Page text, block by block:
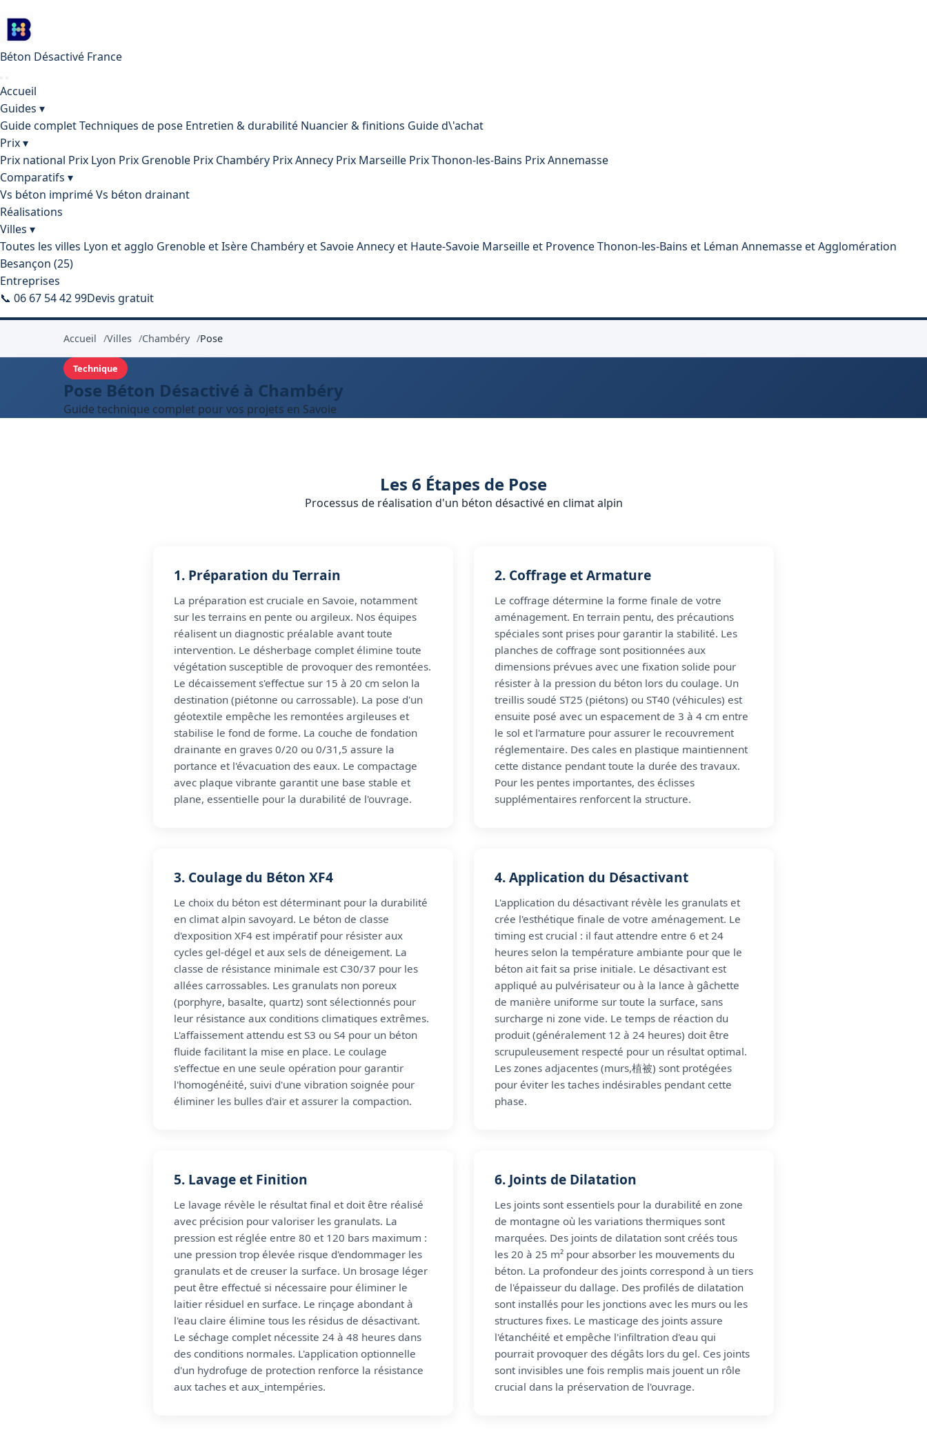
Béton Désactivé France
Accueil
Guides ▾
Guide completTechniques de pose Entretien & durabilité Nuancier & finitions Guide d\'achat
Prix ▾
Prix national Prix Lyon Prix Grenoble Prix Chambéry Prix Annecy Prix Marseille Prix Thonon-les-Bains Prix Annemasse
Comparatifs ▾
Vs béton impriméVs béton drainant
Réalisations
Villes ▾
Toutes les villes Lyon et agglo Grenoble et Isère Chambéry et SavoieAnnecy et Haute-Savoie Marseille et ProvenceThonon-les-Bains et Léman Annemasse et Agglomération
Besançon (25)
Entreprises
📞 06 67 54 42 99Devis gratuit
Accueil Villes Chambéry Pose
Technique
Pose Béton Désactivé à Chambéry
Guide technique complet pour vos projets en Savoie
Les 6 Étapes de Pose
Processus de réalisation d'un béton désactivé en climat alpin
1. Préparation du Terrain
La préparation est cruciale en Savoie, notamment
sur les terrains en pente ou argileux. Nos équipes
réalisent un diagnostic préalable avant toute
intervention. Le désherbage complet élimine toute
végétation susceptible de provoquer des remontées.
Le décaissement s'effectue sur 15 à 20 cm selon la
destination (piétonne ou carrossable). La pose d'un
géotextile empêche les remontées argileuses et
stabilise le fond de forme. La couche de fondation
drainante en graves 0/20 ou 0/31,5 assure la
portance et l'évacuation des eaux. Le compactage
avec plaque vibrante garantit une base stable et
plane, essentielle pour la durabilité de l'ouvrage.
2. Coffrage et Armature
Le coffrage détermine la forme finale de votre
aménagement. En terrain pentu, des précautions
spéciales sont prises pour garantir la stabilité. Les
planches de coffrage sont positionnées aux
dimensions prévues avec une fixation solide pour
résister à la pression du béton lors du coulage. Un
treillis soudé ST25 (piétons) ou ST40 (véhicules) est
ensuite posé avec un espacement de 3 à 4 cm entre
le sol et l'armature pour assurer le recouvrement
réglementaire. Des cales en plastique maintiennent
cette distance pendant toute la durée des travaux.
Pour les pentes importantes, des éclisses
supplémentaires renforcent la structure.
3. Coulage du Béton XF4
Le choix du béton est déterminant pour la durabilité
en climat alpin savoyard. Le béton de classe
d'exposition XF4 est impératif pour résister aux
cycles gel-dégel et aux sels de déneigement. La
classe de résistance minimale est C30/37 pour les
allées carrossables. Les granulats non poreux
(porphyre, basalte, quartz) sont sélectionnés pour
leur résistance aux conditions climatiques extrêmes.
L'affaissement attendu est S3 ou S4 pour un béton
fluide facilitant la mise en place. Le coulage
s'effectue en une seule opération pour garantir
l'homogénéité, suivi d'une vibration soignée pour
éliminer les bulles d'air et assurer la compaction.
4. Application du Désactivant
L'application du désactivant révèle les granulats et
crée l'esthétique finale de votre aménagement. Le
timing est crucial : il faut attendre entre 6 et 24
heures selon la température ambiante pour que le
béton ait fait sa prise initiale. Le désactivant est
appliqué au pulvérisateur ou à la lance à gâchette
de manière uniforme sur toute la surface, sans
surcharge ni zone vide. Le temps de réaction du
produit (généralement 12 à 24 heures) doit être
scrupuleusement respecté pour un résultat optimal.
Les zones adjacentes (murs,植被) sont protégées
pour éviter les taches indésirables pendant cette
phase.
5. Lavage et Finition
Le lavage révèle le résultat final et doit être réalisé
avec précision pour valoriser les granulats. La
pression est réglée entre 80 et 120 bars maximum :
une pression trop élevée risque d'endommager les
granulats et de creuser la surface. Un brosage léger
peut être effectué si nécessaire pour éliminer le
laitier résiduel en surface. Le rinçage abondant à
l'eau claire élimine tous les résidus de désactivant.
Le séchage complet nécessite 24 à 48 heures dans
des conditions normales. L'application optionnelle
d'un hydrofuge de protection renforce la résistance
aux taches et aux_intempéries.
6. Joints de Dilatation
Les joints sont essentiels pour la durabilité en zone
de montagne où les variations thermiques sont
marquées. Des joints de dilatation sont créés tous
les 20 à 25 m² pour absorber les mouvements du
béton. La profondeur des joints correspond à un tiers
de l'épaisseur du dallage. Des profilés de dilatation
sont installés pour les jonctions avec les murs ou les
structures fixes. Le masticage des joints assure
l'étanchéité et empêche l'infiltration d'eau qui
pourrait provoquer des dégâts lors du gel. Ces joints
sont invisibles une fois remplis mais jouent un rôle
crucial dans la préservation de l'ouvrage.